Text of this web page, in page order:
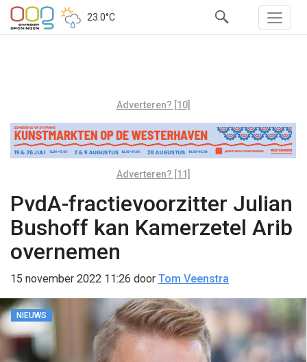
23.0°C
Adverteren? [10]
Adverteren? [11]
PvdA-fractievoorzitter Julian
Bushoff kan Kamerzetel Arib
overnemen
15 november 2022 11:26 door Tom Veenstra
NIEUWS